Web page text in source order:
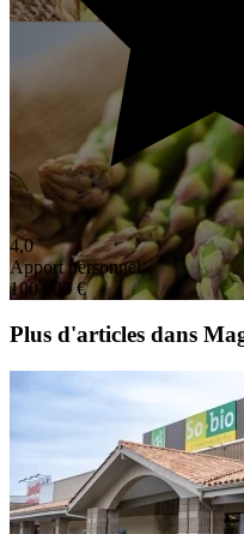
4,0
Apport personnel
100 000 €
Plus d'articles dans